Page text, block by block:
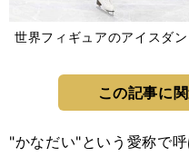
世界フィギュアのアイスダ
この記事に
"かなだい"という愛称で